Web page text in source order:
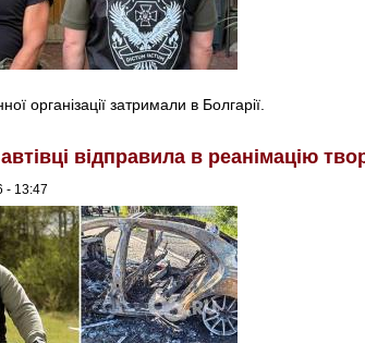
організації затримали в Болгарії.
відправила в реанімацію
- 13:47